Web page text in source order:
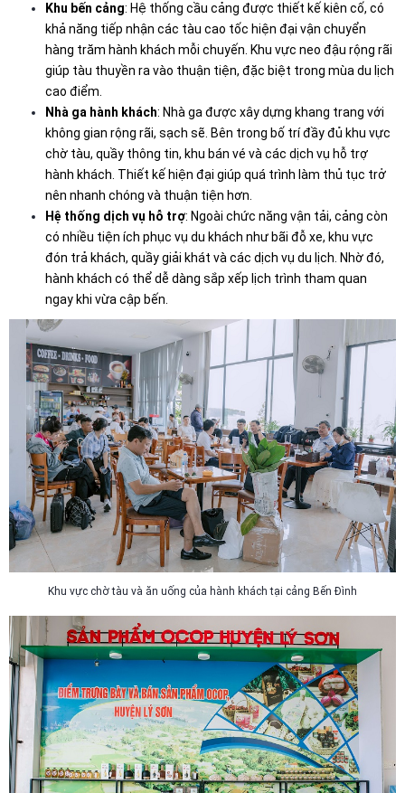
Khu bến cảng: Hệ thống cầu cảng được thiết kế kiên cố, có
khả năng tiếp nhận các tàu cao tốc hiện đại vận chuyển
hàng trăm hành khách mỗi chuyến. Khu vực neo đậu rộng rãi
giúp tàu thuyền ra vào thuận tiện, đặc biệt trong mùa du lịch
cao điểm.
Nhà ga hành khách: Nhà ga được xây dựng khang trang với
không gian rộng rãi, sạch sẽ. Bên trong bố trí đầy đủ khu vực
chờ tàu, quầy thông tin, khu bán vé và các dịch vụ hỗ trợ
hành khách. Thiết kế hiện đại giúp quá trình làm thủ tục trở
nên nhanh chóng và thuận tiện hơn.
Hệ thống dịch vụ hỗ trợ: Ngoài chức năng vận tải, cảng còn
có nhiều tiện ích phục vụ du khách như bãi đỗ xe, khu vực
đón trả khách, quầy giải khát và các dịch vụ du lịch. Nhờ đó,
hành khách có thể dễ dàng sắp xếp lịch trình tham quan
ngay khi vừa cập bến.
Khu vực chờ tàu và ăn uống của hành khách tại cảng Bến Đình